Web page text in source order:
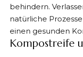
behindern.
natürliche
einen gesunden
Kompostreife